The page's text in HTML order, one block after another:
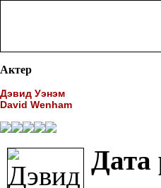
Актер
Дэвид Уэнэм
David Wenham
Дата